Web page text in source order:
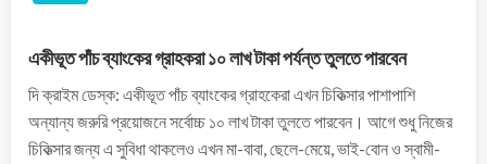
একীভূত পাঁচ ব্যাংকের গ্রাহকরা ১০ লাখ টাকা পর্যন্ত তুলতে পারবেন
দি ক্রাইম ডেস্ক: একীভূত পাঁচ ব্যাংকের গ্রাহকেরা এখন চিকিত্সার পাশাপাশি
অন্যান্য জরুরি প্রয়োজনে সর্বোচ্চ ১০ লাখ টাকা তুলতে পারবেন। আগে শুধু নিজের
চিকিত্সার জন্য এ সুবিধা থাকলেও এখন মা-বাবা, ছেলে-মেয়ে, ভাই-বোন ও স্বামী-